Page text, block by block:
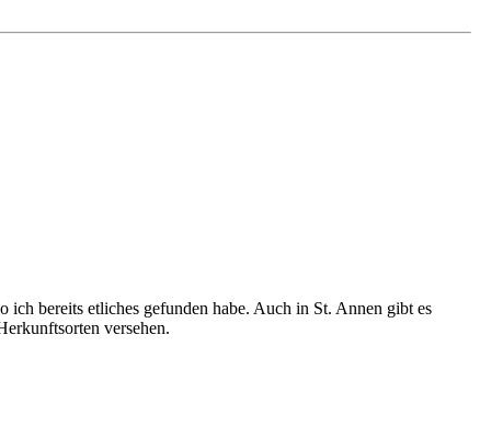
bereits etliches gefunden habe. Auch in St. Annen gibt es
versehen.